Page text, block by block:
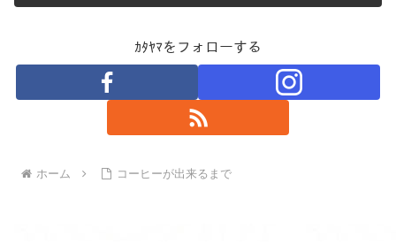
ｶﾀﾔﾏをフォローする
ホーム コーヒーが出来るまで